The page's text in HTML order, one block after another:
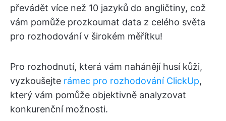
převádět více než 10 jazyků do angličtiny, což
vám pomůže prozkoumat data z celého světa
pro rozhodování v širokém měřítku!
Pro rozhodnutí, která vám nahánějí husí kůži,
vyzkoušejte rámec pro rozhodování ClickUp,
který vám pomůže objektivně analyzovat
konkurenční možnosti.